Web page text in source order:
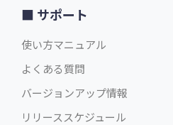
サポート
使い方マニュアル
よくある質問
バージョンアップ情報
リリーススケジュール